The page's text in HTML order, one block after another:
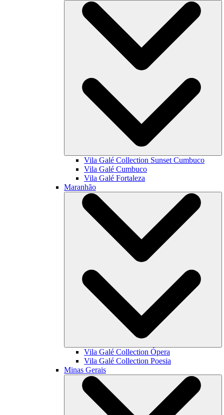
Vila Galé Collection Sunset Cumbuco
Vila Galé Cumbuco
Vila Galé Fortaleza
Maranhão
Vila Galé Collection Ópera
Vila Galé Collection Poesia
Minas Gerais